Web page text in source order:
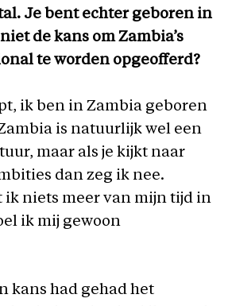
Je bent echter geboren in
de kans om Zambia’s
te worden opgeofferd?
ik ben in Zambia geboren
is natuurlijk wel een
maar als je kijkt naar
dan zeg ik nee.
ik niets meer van mijn tijd in
ik mij gewoon
kans had gehad het